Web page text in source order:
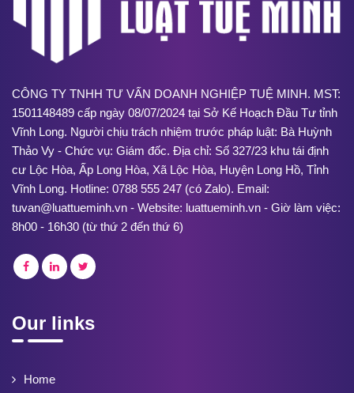
CÔNG TY TNHH TƯ VẤN DOANH NGHIỆP TUỆ MINH. MST:
1501148489 cấp ngày 08/07/2024 tại Sở Kế Hoạch Đầu Tư tỉnh
Vĩnh Long. Người chịu trách nhiệm trước pháp luật: Bà Huỳnh
Thảo Vy - Chức vụ: Giám đốc. Địa chỉ: Số 327/23 khu tái định
cư Lộc Hòa, Ấp Long Hòa, Xã Lộc Hòa, Huyện Long Hồ, Tỉnh
Vĩnh Long. Hotline: 0788 555 247 (có Zalo). Email:
tuvan@luattueminh.vn - Website: luattueminh.vn - Giờ làm việc:
8h00 - 16h30 (từ thứ 2 đến thứ 6)
Our links
Home